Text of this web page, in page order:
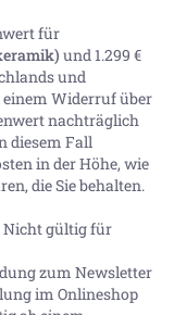
für
und 1.299 €
und
einem Widerruf über
nachträglich
diesem Fall
in der Höhe, wie
die Sie behalten.
Nicht gültig für
zum Newsletter
im Onlineshop